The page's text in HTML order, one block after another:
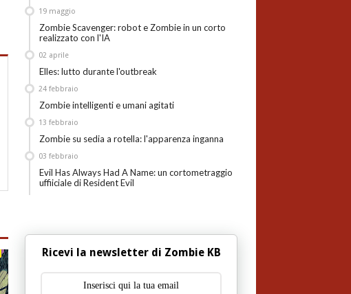
Zombie Scavenger: robot e Zombie in un corto
realizzato con l'IA
19 maggio
Elles: lutto durante l'outbreak
02 aprile
Zombie intelligenti e umani agitati
24 febbraio
Zombie su sedia a rotella: l'apparenza inganna
13 febbraio
Evil Has Always Had A Name: un cortometraggio
uffiiciale di Resident Evil
03 febbraio
Ricevi la newsletter di Zombie KB